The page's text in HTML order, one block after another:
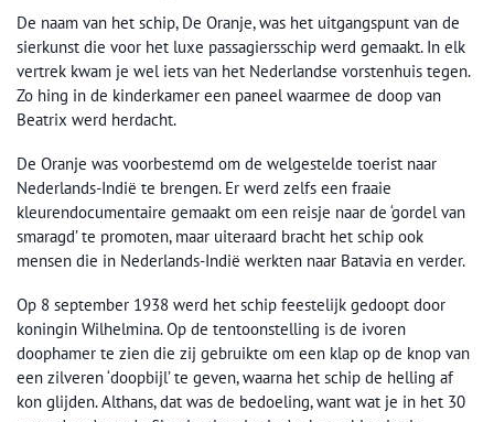
De naam van het schip, De Oranje, was het uitgangspunt van de
sierkunst die voor het luxe passagiersschip werd gemaakt. In elk
vertrek kwam je wel iets van het Nederlandse vorstenhuis tegen.
Zo hing in de kinderkamer een paneel waarmee de doop van
Beatrix werd herdacht.
De Oranje was voorbestemd om de welgestelde toerist naar
Nederlands-Indië te brengen. Er werd zelfs een fraaie
kleurendocumentaire gemaakt om een reisje naar de ‘gordel van
smaragd’ te promoten, maar uiteraard bracht het schip ook
mensen die in Nederlands-Indië werkten naar Batavia en verder.
Op 8 september 1938 werd het schip feestelijk gedoopt door
koningin Wilhelmina. Op de tentoonstelling is de ivoren
doophamer te zien die zij gebruikte om een klap op de knop van
een zilveren ‘doopbijl’ te geven, waarna het schip de helling af
kon glijden. Althans, dat was de bedoeling, want wat je in het 30